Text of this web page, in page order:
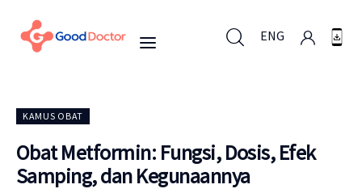
ENG
Untuk Bisnis
KAMUS OBAT
Obat Metformin: Fungsi, Dosis, Efek
Samping, dan Kegunaannya